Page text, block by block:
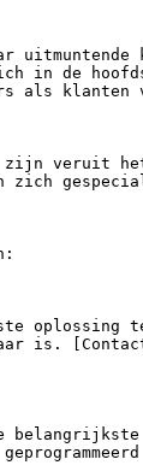
in de
klanten
zijn veruit
zich
is.